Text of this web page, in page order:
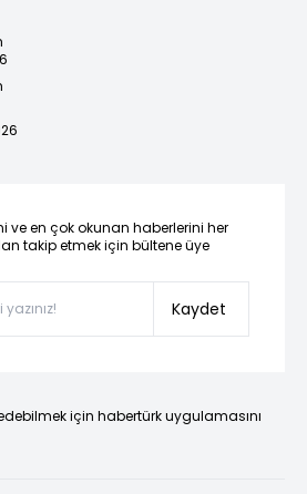
ve en çok okunan haberlerini her
takip etmek için bültene üye
Kaydet
için habertürk uygulamasını